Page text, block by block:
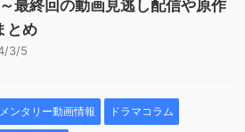
最終回の動画見逃し配信や原作
とめ
3/5
ンタリー動画情報 ドラマコラム